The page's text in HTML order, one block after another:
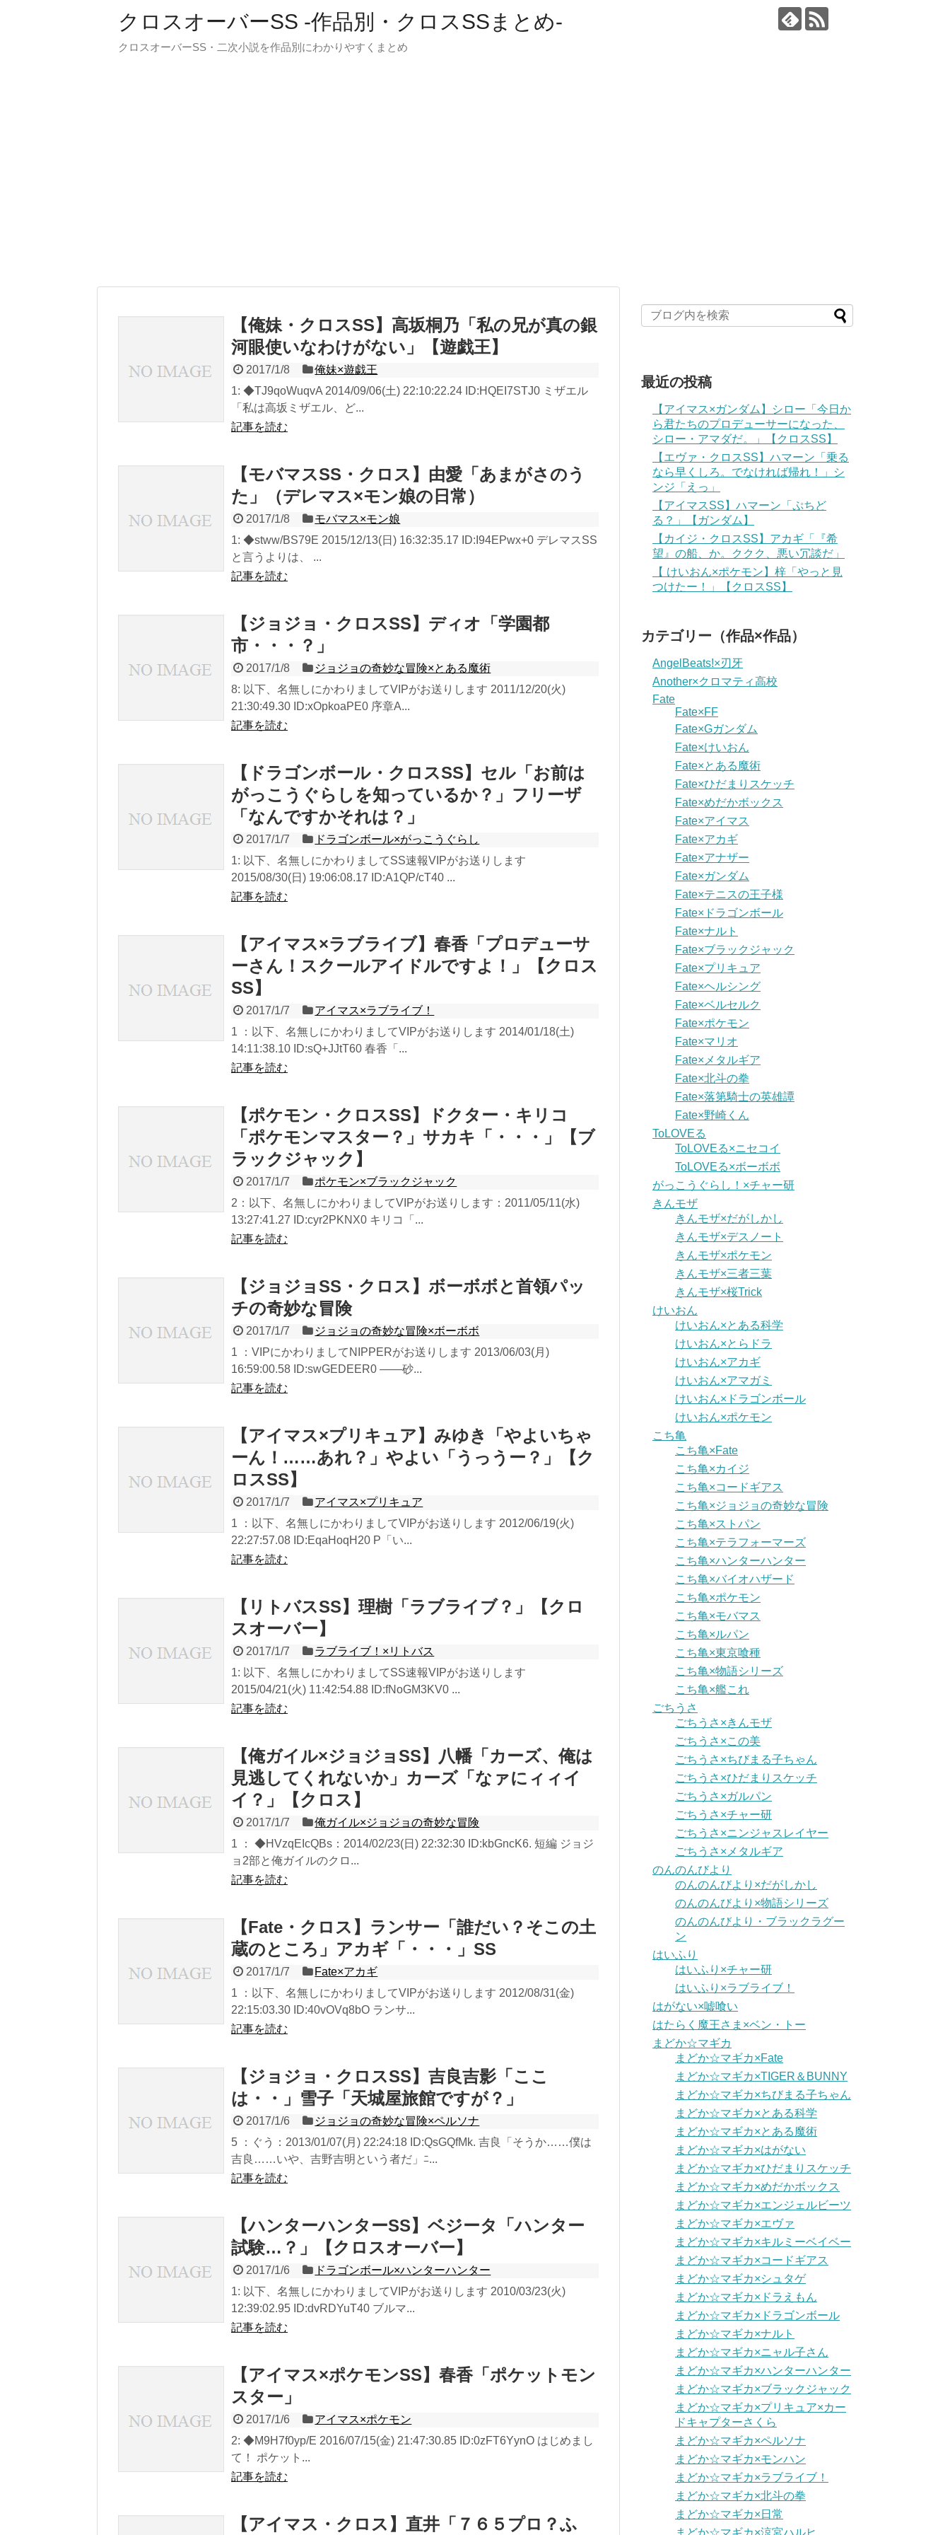
クロスオーバーSS -作品別・クロスSSまとめ-
クロスオーバーSS・二次小説を作品別にわかりやすくまとめ
【俺妹・クロスSS】高坂桐乃「私の兄が真の銀
河眼使いなわけがない」【遊戯王】
2017/1/8
俺妹×遊戯王
1: ◆TJ9qoWuqvA 2014/09/06(土) 22:10:22.24 ID:HQEI7STJ0 ミザエル
「私は高坂ミザエル、ど...
記事を読む
【モバマスSS・クロス】由愛「あまがさのう
た」（デレマス×モン娘の日常）
2017/1/8
モバマス×モン娘
1: ◆stww/BS79E 2015/12/13(日) 16:32:35.17 ID:I94EPwx+0 デレマスSS
と言うよりは、 ...
記事を読む
【ジョジョ・クロスSS】ディオ「学園都
市・・・？」
2017/1/8
ジョジョの奇妙な冒険×とある魔術
8: 以下、名無しにかわりましてVIPがお送りします 2011/12/20(火)
21:30:49.30 ID:xOpkoaPE0 序章A...
記事を読む
【ドラゴンボール・クロスSS】セル「お前は
がっこうぐらしを知っているか？」フリーザ
「なんですかそれは？」
2017/1/7
ドラゴンボール×がっこうぐらし
1: 以下、名無しにかわりましてSS速報VIPがお送りします
2015/08/30(日) 19:06:08.17 ID:A1QP/cT40 ...
記事を読む
【アイマス×ラブライブ】春香「プロデューサ
ーさん！スクールアイドルですよ！」【クロス
SS】
2017/1/7
アイマス×ラブライブ！
1 ：以下、名無しにかわりましてVIPがお送りします 2014/01/18(土)
14:11:38.10 ID:sQ+JJtT60 春香「...
記事を読む
【ポケモン・クロスSS】ドクター・キリコ
「ポケモンマスター？」サカキ「・・・」【ブ
ラックジャック】
2017/1/7
ポケモン×ブラックジャック
2：以下、名無しにかわりましてVIPがお送りします：2011/05/11(水)
13:27:41.27 ID:cyr2PKNX0 キリコ「...
記事を読む
【ジョジョSS・クロス】ボーボボと首領パッ
チの奇妙な冒険
2017/1/7
ジョジョの奇妙な冒険×ボーボボ
1 ：VIPにかわりましてNIPPERがお送りします 2013/06/03(月)
16:59:00.58 ID:swGEDEER0 ――砂...
記事を読む
【アイマス×プリキュア】みゆき「やよいちゃ
ーん！……あれ？」やよい「うっうー？」【ク
ロスSS】
2017/1/7
アイマス×プリキュア
1 ：以下、名無しにかわりましてVIPがお送りします 2012/06/19(火)
22:27:57.08 ID:EqaHoqH20 P「い...
記事を読む
【リトバスSS】理樹「ラブライブ？」【クロ
スオーバー】
2017/1/7
ラブライブ！×リトバス
1: 以下、名無しにかわりましてSS速報VIPがお送りします
2015/04/21(火) 11:42:54.88 ID:fNoGM3KV0 ...
記事を読む
【俺ガイル×ジョジョSS】八幡「カーズ、俺は
見逃してくれないか」カーズ「なァにィィイ
イ？」【クロス】
2017/1/7
俺ガイル×ジョジョの奇妙な冒険
1 ： ◆HVzqEIcQBs：2014/02/23(日) 22:32:30 ID:kbGncK6. 短編 ジョジ
ョ2部と俺ガイルのクロ...
記事を読む
【Fate・クロス】ランサー「誰だい？そこの土
蔵のところ」アカギ「・・・」SS
2017/1/7
Fate×アカギ
1 ：以下、名無しにかわりましてVIPがお送りします 2012/08/31(金)
22:15:03.30 ID:40vOVq8bO ランサ...
記事を読む
【ジョジョ・クロスSS】吉良吉影「ここ
は・・」雪子「天城屋旅館ですが？」
2017/1/6
ジョジョの奇妙な冒険×ペルソナ
5 ：ぐう：2013/01/07(月) 22:24:18 ID:QsGQfMk. 吉良「そうか……僕は
吉良……いや、吉野吉明という者だ」ﾆ...
記事を読む
【ハンターハンターSS】ベジータ「ハンター
試験…？」【クロスオーバー】
2017/1/6
ドラゴンボール×ハンターハンター
1: 以下、名無しにかわりましてVIPがお送りします 2010/03/23(火)
12:39:02.95 ID:dvRDYuT40 ブルマ...
記事を読む
【アイマス×ポケモンSS】春香「ポケットモン
スター」
2017/1/6
アイマス×ポケモン
2: ◆M9H7f0yp/E 2016/07/15(金) 21:47:30.85 ID:0zFT6YynO はじめまし
て！ ポケット...
記事を読む
【アイマス・クロス】直井「７６５プロ？ふ
最近の投稿
【アイマス×ガンダム】シロー「今日か
ら君たちのプロデューサーになった、
シロー・アマダだ。」【クロスSS】
【エヴァ・クロスSS】ハマーン「乗る
なら早くしろ。でなければ帰れ！」シ
ンジ「えっ」
【アイマスSS】ハマーン「ぷちど
る？」【ガンダム】
【カイジ・クロスSS】アカギ「『希
望』の船、か。ククク、悪い冗談だ」
【 けいおん×ポケモン】梓「やっと見
つけたー！」【クロスSS】
カテゴリー（作品×作品）
AngelBeats!×刃牙
Another×クロマティ高校
Fate
Fate×FF
Fate×Gガンダム
Fate×けいおん
Fate×とある魔術
Fate×ひだまりスケッチ
Fate×めだかボックス
Fate×アイマス
Fate×アカギ
Fate×アナザー
Fate×ガンダム
Fate×テニスの王子様
Fate×ドラゴンボール
Fate×ナルト
Fate×ブラックジャック
Fate×プリキュア
Fate×ヘルシング
Fate×ベルセルク
Fate×ポケモン
Fate×マリオ
Fate×メタルギア
Fate×北斗の拳
Fate×落第騎士の英雄譚
Fate×野崎くん
ToLOVEる
ToLOVEる×ニセコイ
ToLOVEる×ボーボボ
がっこうぐらし！×チャー研
きんモザ
きんモザ×だがしかし
きんモザ×デスノート
きんモザ×ポケモン
きんモザ×三者三葉
きんモザ×桜Trick
けいおん
けいおん×とある科学
けいおん×とらドラ
けいおん×アカギ
けいおん×アマガミ
けいおん×ドラゴンボール
けいおん×ポケモン
こち亀
こち亀×Fate
こち亀×カイジ
こち亀×コードギアス
こち亀×ジョジョの奇妙な冒険
こち亀×ストパン
こち亀×テラフォーマーズ
こち亀×ハンターハンター
こち亀×バイオハザード
こち亀×ポケモン
こち亀×モバマス
こち亀×ルパン
こち亀×東京喰種
こち亀×物語シリーズ
こち亀×艦これ
ごちうさ
ごちうさ×きんモザ
ごちうさ×この美
ごちうさ×ちびまる子ちゃん
ごちうさ×ひだまりスケッチ
ごちうさ×ガルパン
ごちうさ×チャー研
ごちうさ×ニンジャスレイヤー
ごちうさ×メタルギア
のんのんびより
のんのんびより×だがしかし
のんのんびより×物語シリーズ
のんのんびより・ブラックラグー
ン
はいふり
はいふり×チャー研
はいふり×ラブライブ！
はがない×嘘喰い
はたらく魔王さま×ベン・トー
まどか☆マギカ
まどか☆マギカ×Fate
まどか☆マギカ×TIGER＆BUNNY
まどか☆マギカ×ちびまる子ちゃん
まどか☆マギカ×とある科学
まどか☆マギカ×とある魔術
まどか☆マギカ×はがない
まどか☆マギカ×ひだまりスケッチ
まどか☆マギカ×めだかボックス
まどか☆マギカ×エンジェルビーツ
まどか☆マギカ×エヴァ
まどか☆マギカ×キルミーベイベー
まどか☆マギカ×コードギアス
まどか☆マギカ×シュタゲ
まどか☆マギカ×ドラえもん
まどか☆マギカ×ドラゴンボール
まどか☆マギカ×ナルト
まどか☆マギカ×ニャル子さん
まどか☆マギカ×ハンターハンター
まどか☆マギカ×ブラックジャック
まどか☆マギカ×プリキュア×カー
ドキャプターさくら
まどか☆マギカ×ペルソナ
まどか☆マギカ×モンハン
まどか☆マギカ×ラブライブ！
まどか☆マギカ×北斗の拳
まどか☆マギカ×日常
まどか☆マギカ×涼宮ハルヒ